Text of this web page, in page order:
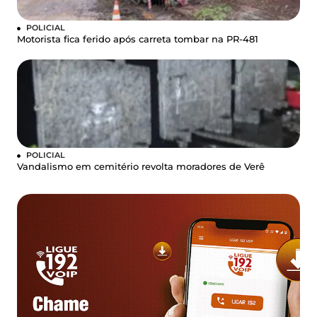
POLICIAL
Motorista fica ferido após carreta tombar na PR-481
POLICIAL
Vandalismo em cemitério revolta moradores de Verê